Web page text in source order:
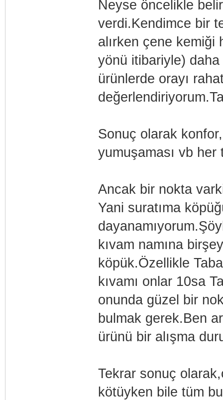
Neyse öncelikle
verdi.Kendimce bir
alırken çene kemiği
yönü itibariyle)
ürünlerde orayı
Sonuç olarak
yumuşaması vb her
Ancak bir nokta
Yani suratıma
kıvam namına
köpük.Özellikle
kıvamı onlar 10sa
onunda güzel bir
bulmak gerek.Ben
ürünü bir alışma
Tekrar sonuç
kötüyken bile tüm